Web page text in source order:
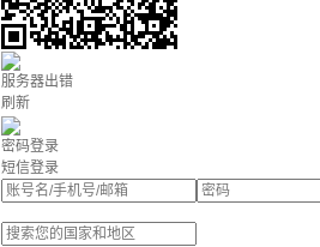
服务器出错
刷新
密码登录
短信登录